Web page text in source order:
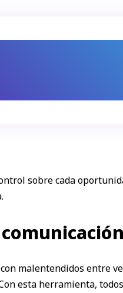
sobre cada
malentendidos entre
esta herramienta,